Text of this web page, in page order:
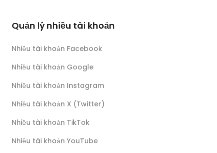
Quản lý nhiều tài khoản
Nhiều tài khoản Facebook
Nhiều tài khoản Google
Nhiều tài khoản Instagram
Nhiều tài khoản X (Twitter)
Nhiều tài khoản TikTok
Nhiều tài khoản YouTube